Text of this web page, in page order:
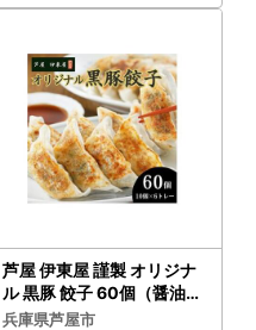
芦屋 伊東屋 謹製 オリジナ
ル 黒豚 餃子 60個（醤油・
味噌タレ 付き）
兵庫県芦屋市